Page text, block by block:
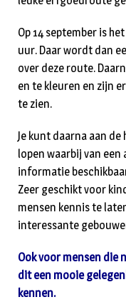
Op 14 september is
uur. Daar wordt dan
over deze route.
en te kleuren en zijn
te zien.
Je kunt daarna aan
lopen waarbij van
informatie
Zeer geschikt voor
mensen kennis te
interessante
Ook voor mensen die
dit een mooie
kennen.